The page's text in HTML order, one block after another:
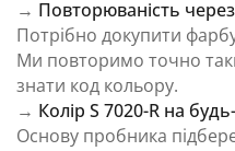
→ Повторюваність
Потрібно докупити
Ми повторимо точно
знати код кольору.
→ Колір S 7020-R на
Основу пробника